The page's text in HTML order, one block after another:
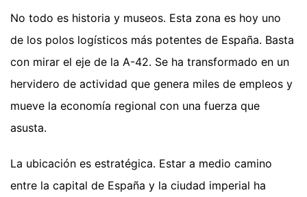
No todo es historia y museos. Esta zona es hoy uno
de los polos logísticos más potentes de España. Basta
con mirar el eje de la A-42. Se ha transformado en un
hervidero de actividad que genera miles de empleos y
mueve la economía regional con una fuerza que
asusta.
La ubicación es estratégica. Estar a medio camino
entre la capital de España y la ciudad imperial ha